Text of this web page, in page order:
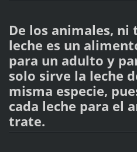
De los animales, ni
leche es un
para un adulto y
solo sirve la leche
misma especie,
cada leche para el
trate.